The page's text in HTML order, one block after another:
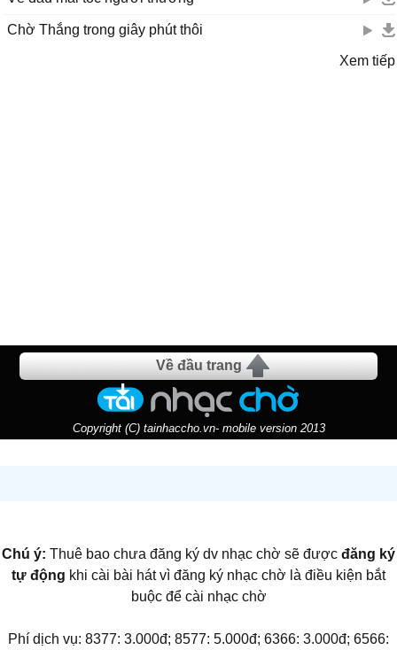
Chờ Thắng trong giây phút thôi
Xem tiếp
Về đầu trang
Copyright (C) tainhaccho.vn- mobile version 2013
Chú ý: Thuê bao chưa đăng ký dv nhạc chờ sẽ được đăng ký
tự động khi cài bài hát vì đăng ký nhạc chờ là điều kiện bắt
buộc để cài nhạc chờ
Phí dịch vụ: 8377: 3.000đ; 8577: 5.000đ; 6366: 3.000đ; 6566: